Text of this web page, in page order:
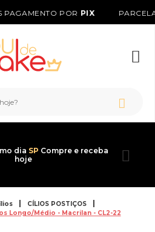
PAGAMENTO PORPIX
dia SP Compre e receba
hoje
CÍLIOS POSTIÇOS
Longo/Médio - Macrilan - CL2-22